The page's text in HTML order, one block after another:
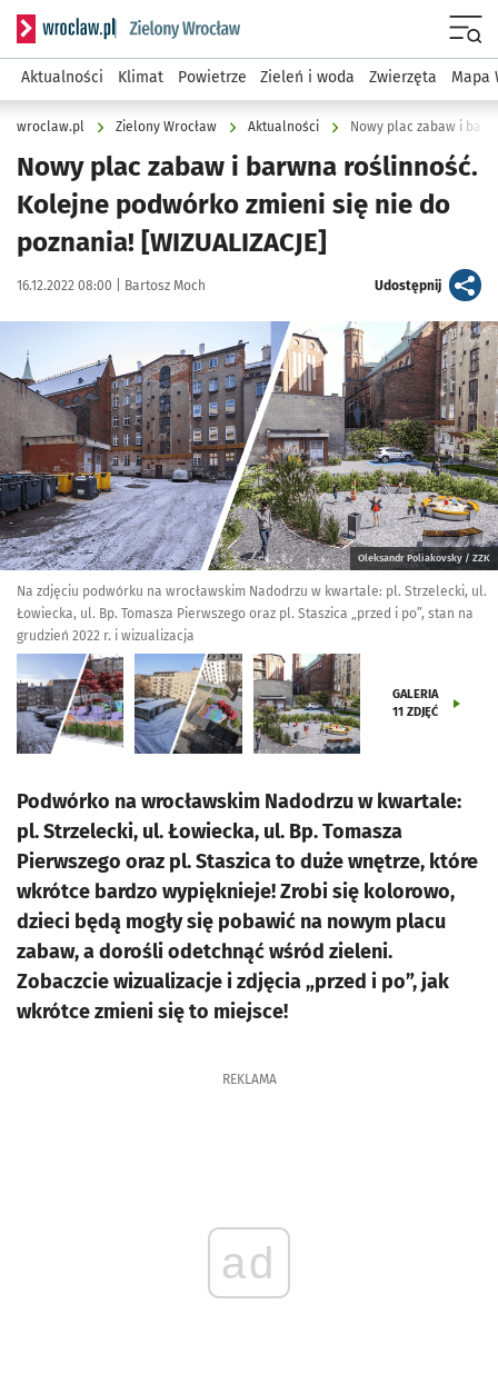
Serwis informacyjny wroclaw.pl podserwis: Środowisko we
Aktualności Klimat Powietrze Zieleń i woda Zwierzęta Mapa
wroclaw.pl Zielony Wrocław Aktualności
Nowy plac zabaw i barwna roślinność.
Kolejne podwórko zmieni się nie do
poznania! [WIZUALIZACJE]
Data publikacji:
16.12.2022 08:00 | Autor:
Bartosz Moch Udostępnijartykuł
Oleksandr Poliakovsky / ZZK
Na zdjęciu podwórku na wrocławskim Nadodrzu w kwartale: pl. Strzelecki, ul.
Łowiecka, ul. Bp. Tomasza Pierwszego oraz pl. Staszica „przed i po”, stan na
grudzień 2022 r. i wizualizacja
GALERIA
11 ZDJĘĆ
Podwórko na wrocławskim Nadodrzu w kwartale:
pl. Strzelecki, ul. Łowiecka, ul. Bp. Tomasza
Pierwszego oraz pl. Staszica to duże wnętrze, które
wkrótce bardzo wypięknieje! Zrobi się kolorowo,
dzieci będą mogły się pobawić na nowym placu
zabaw, a dorośli odetchnąć wśród zieleni.
Zobaczcie wizualizacje i zdjęcia „przed i po”, jak
wkrótce zmieni się to miejsce!
REKLAMA
ad